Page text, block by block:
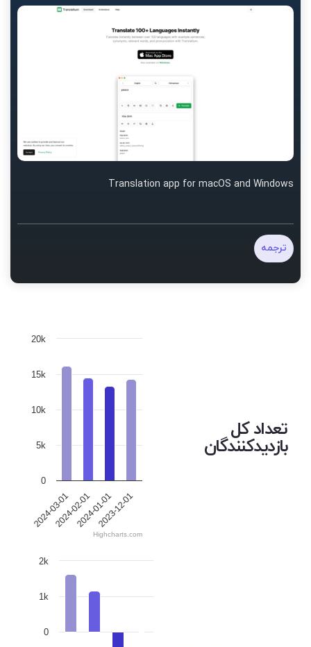
Translation app for macOS and Windows
ترجمه
تعداد کل
بازدیدکنندگان
2024-03-012024-02-012024-01-012023-12-01
0
5k
10k
15k
20k
Highcharts.com
0
1k
2k